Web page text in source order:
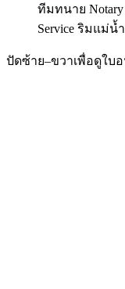
ทีมทนาย Notary
Service ริมแม่น้
ปัดซ้าย–ขวาเพื่อดูใบ